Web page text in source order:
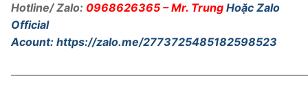
Hotline/ Zalo: 0968626365 – Mr. Trung Hoặc Zalo
Official
Acount: https://zalo.me/2773725485182598523